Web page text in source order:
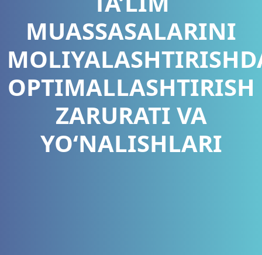
MUASSASALARINI
OPTIMALLASHTIRISH
ZARURATI VA
YO‘NALISHLARI